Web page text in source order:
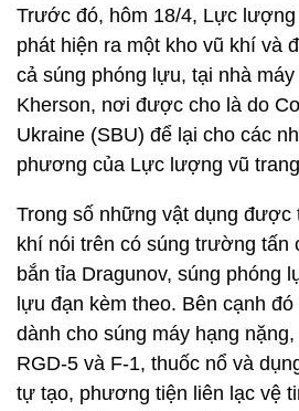
Trước đó, hôm 18/4, Lực
phát hiện ra một kho vũ khí và
cả súng phóng lựu, tại nhà
Kherson, nơi được cho là do
Ukraine (SBU) để lại cho các
phương của Lực lượng vũ
Trong số những vật dụng được
khí nói trên có súng trường tấn
bắn tỉa Dragunov, súng phóng
lựu đạn kèm theo. Bên cạnh
dành cho súng máy hạng
RGD-5 và F-1, thuốc nổ và
tự tạo, phương tiện liên lạc vệ